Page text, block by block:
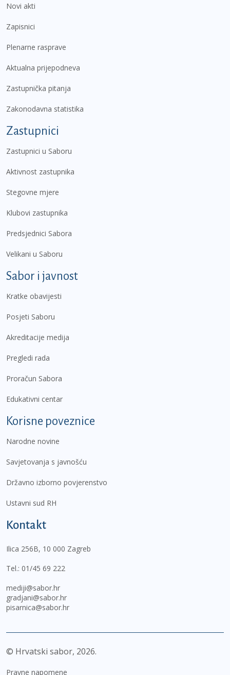
Novi akti
Zapisnici
Plenarne rasprave
Aktualna prijepodneva
Zastupnička pitanja
Zakonodavna statistika
Zastupnici
Zastupnici u Saboru
Aktivnost zastupnika
Stegovne mjere
Klubovi zastupnika
Predsjednici Sabora
Velikani u Saboru
Sabor i javnost
Kratke obavijesti
Posjeti Saboru
Akreditacije medija
Pregledi rada
Proračun Sabora
Edukativni centar
Korisne poveznice
Narodne novine
Savjetovanja s javnošću
Državno izborno povjerenstvo
Ustavni sud RH
Kontakt
Ilica 256B, 10 000 Zagreb
Tel.: 01/45 69 222
mediji@sabor.hr
gradjani@sabor.hr
pisarnica@sabor.hr
© Hrvatski sabor, 2026
Pravne napomene